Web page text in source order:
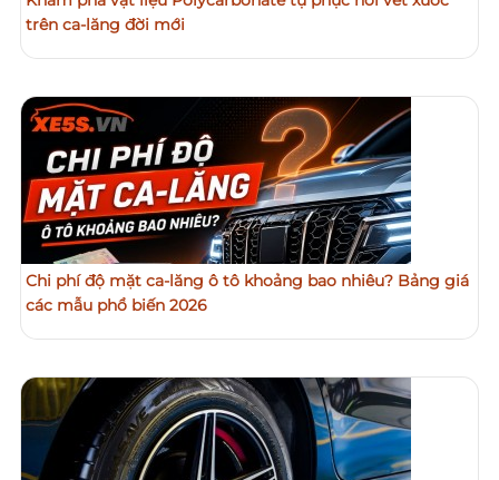
trên ca-lăng đời mới
Chi phí độ mặt ca-lăng ô tô khoảng bao nhiêu? Bảng giá
các mẫu phổ biến 2026